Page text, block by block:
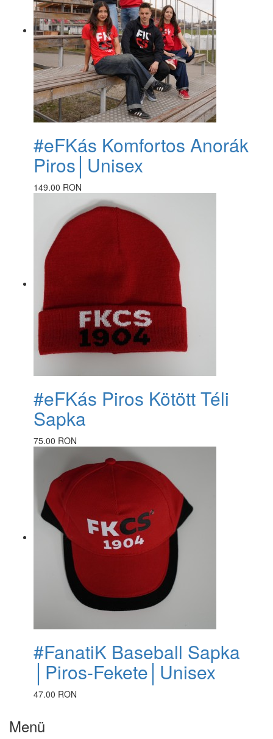
#eFKás Komfortos Anorák
Piros│Unisex
149.00 RON
#eFKás Piros Kötött Téli
Sapka
75.00 RON
#FanatiK Baseball Sapka
│Piros-Fekete│Unisex
47.00 RON
Menü